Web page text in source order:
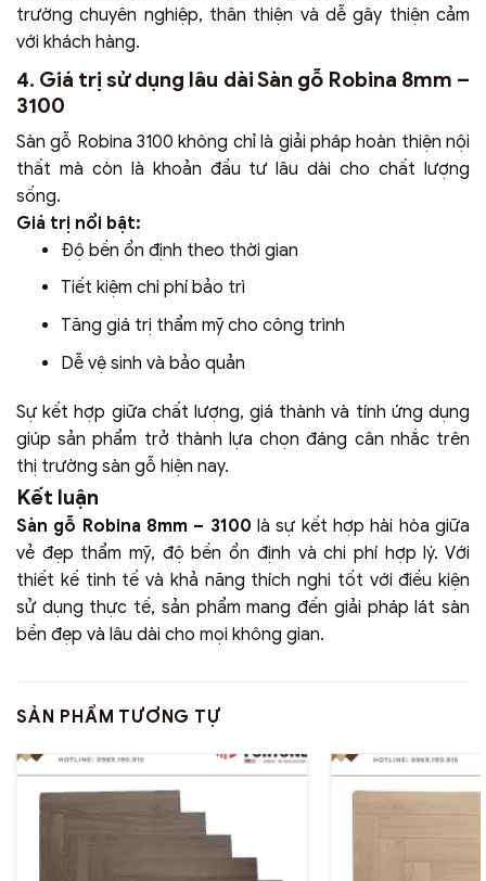
trường chuyên nghiệp, thân thiện và dễ gây thiện cảm
với khách hàng.
4. Giá trị sử dụng lâu dài Sàn gỗ Robina 8mm –
3100
Sàn gỗ Robina 3100 không chỉ là giải pháp hoàn thiện nội
thất mà còn là khoản đầu tư lâu dài cho chất lượng
sống.
Giá trị nổi bật:
Độ bền ổn định theo thời gian
Tiết kiệm chi phí bảo trì
Tăng giá trị thẩm mỹ cho công trình
Dễ vệ sinh và bảo quản
Sự kết hợp giữa chất lượng, giá thành và tính ứng dụng
giúp sản phẩm trở thành lựa chọn đáng cân nhắc trên
thị trường sàn gỗ hiện nay.
Kết luận
Sàn gỗ Robina 8mm – 3100 là sự kết hợp hài hòa giữa
vẻ đẹp thẩm mỹ, độ bền ổn định và chi phí hợp lý. Với
thiết kế tinh tế và khả năng thích nghi tốt với điều kiện
sử dụng thực tế, sản phẩm mang đến giải pháp lát sàn
bền đẹp và lâu dài cho mọi không gian.
SẢN PHẨM TƯƠNG TỰ